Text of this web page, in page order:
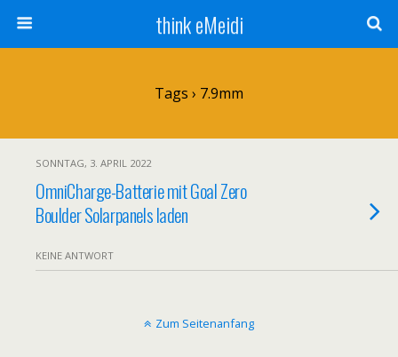
think eMeidi
Tags › 7.9mm
SONNTAG, 3. APRIL 2022
OmniCharge-Batterie mit Goal Zero
Boulder Solarpanels laden
KEINE ANTWORT
Zum Seitenanfang